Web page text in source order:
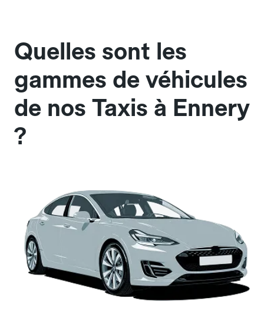
Quelles sont les
gammes de véhicules
de nos Taxis à Ennery
?